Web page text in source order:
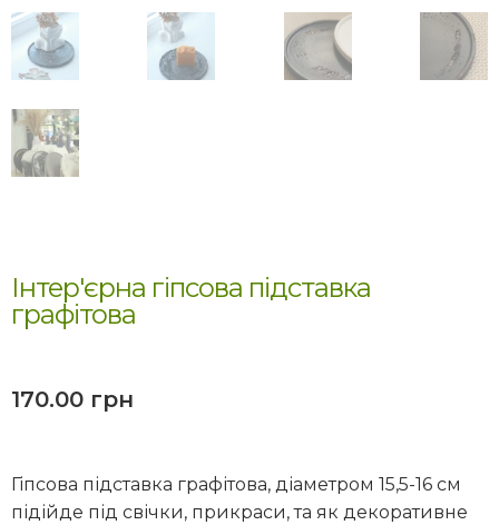
Інтер'єрна гіпсова підставка
графітова
170.00 грн
Гіпсова підставка графітова, діаметром 15,5-16 см
підійде під свічки, прикраси, та як декоративне